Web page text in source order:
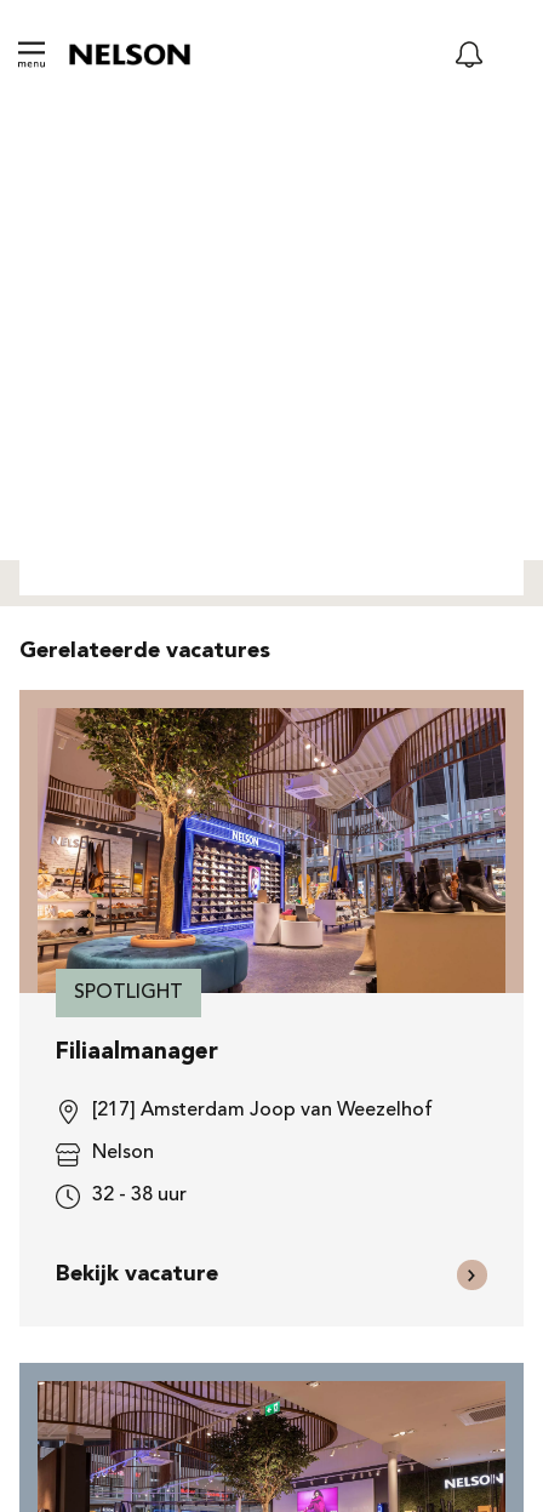
Gerelateerde vacatures
SPOTLIGHT
Filiaalmanager
[217] Amsterdam Joop van Weezelhof
Nelson
32 - 38 uur
Bekijk vacature